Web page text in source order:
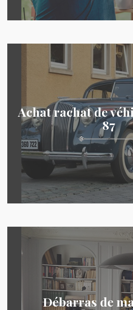
Achat rachat de
87
Débarras de